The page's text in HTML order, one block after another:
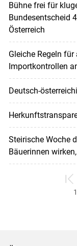
Bühne frei für
Bundesentscheid
Österreich
Gleiche Regeln
Importkontrollen
Deutsch-
Steirische Woche
Bäuerinnen